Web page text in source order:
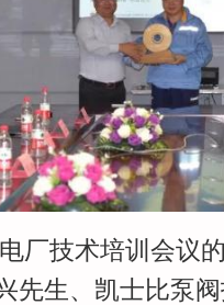
厂技术培训会议
先生、凯士比泵